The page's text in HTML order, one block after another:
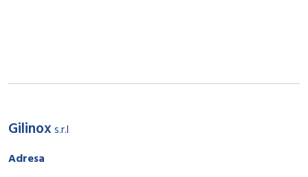
Gilinoxs.r.l
Adresa